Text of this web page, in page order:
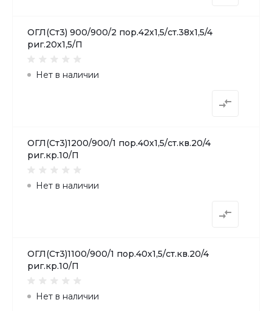
ОГЛ(Ст3) 900/900/2 пор.42х1,5/ст.38х1,5/4
риг.20х1,5/П
Нет в наличии
ОГЛ(Ст3)1200/900/1 пор.40х1,5/ст.кв.20/4
риг.кр.10/П
Нет в наличии
ОГЛ(Ст3)1100/900/1 пор.40х1,5/ст.кв.20/4
риг.кр.10/П
Нет в наличии